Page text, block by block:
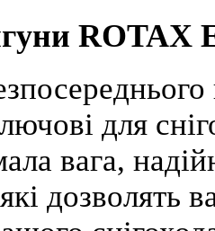
ROTAX
для
вага,
дозволять